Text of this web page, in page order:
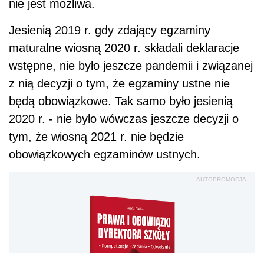
nie jest możliwa.
Jesienią 2019 r. gdy zdający egzaminy
maturalne wiosną 2020 r. składali deklaracje
wstępne, nie było jeszcze pandemii i związanej
z nią decyzji o tym, że egzaminy ustne nie
będą obowiązkowe. Tak samo było jesienią
2020 r. - nie było wówczas jeszcze decyzji o
tym, że wiosną 2021 r. nie będzie
obowiązkowych egzaminów ustnych.
AUTOPROMOCJA